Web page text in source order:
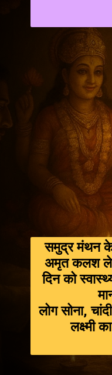
समुद्र मंथन
अमृत कलश
दिन को
लोग सोना,
लक्ष्मी